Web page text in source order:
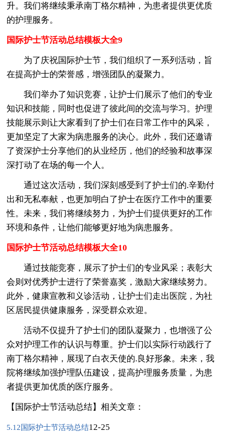
升。我们将继续秉承南丁格尔精神，为患者提供更优质
的护理服务。
国际护士节活动总结模板大全9
为了庆祝国际护士节，我们组织了一系列活动，旨
在提高护士的荣誉感，增强团队的凝聚力。
我们举办了知识竞赛，让护士们展示了他们的专业
知识和技能，同时也促进了彼此间的交流与学习。护理
技能展示则让大家看到了护士们在日常工作中的风采，
更加坚定了大家为病患服务的决心。此外，我们还邀请
了资深护士分享他们的从业经历，他们的经验和故事深
深打动了在场的每一个人。
通过这次活动，我们深刻感受到了护士们的.辛勤付
出和无私奉献，也更加明白了护士在医疗工作中的重要
性。未来，我们将继续努力，为护士们提供更好的工作
环境和条件，让他们能够更好地为病患服务。
国际护士节活动总结模板大全10
通过技能竞赛，展示了护士们的专业风采；表彰大
会则对优秀护士进行了荣誉嘉奖，激励大家继续努力。
此外，健康宣教和义诊活动，让护士们走出医院，为社
区居民提供健康服务，深受群众欢迎。
活动不仅提升了护士们的团队凝聚力，也增强了公
众对护理工作的认识与尊重。护士们以实际行动践行了
南丁格尔精神，展现了白衣天使的.良好形象。未来，我
院将继续加强护理队伍建设，提高护理服务质量，为患
者提供更加优质的医疗服务。
【国际护士节活动总结】相关文章：
5.12国际护士节活动总结12-25